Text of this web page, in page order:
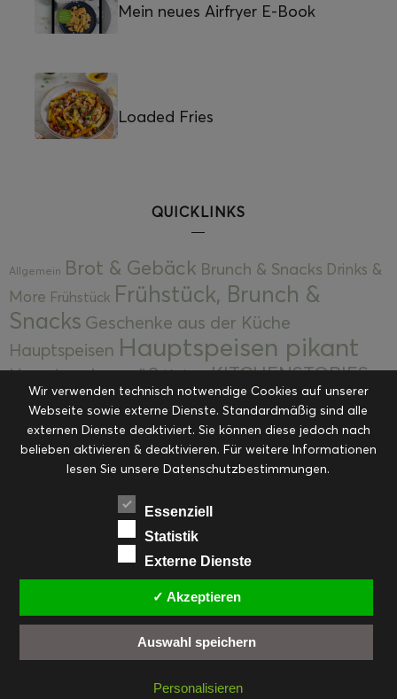
Mein neues Airfryer E-Book
Loaded Fries
QUICKLINKS
Allgemein Brot & Gebäck Brunch & Snacks Drinks &
More Frühstück Frühstück, Brunch &
Snacks Geschenke aus der Küche
Hauptspeisen Hauptspeisen pikant
Hauptspeisen süßKekseKITCHENSTORIES
Kuchen, Torten & Desserts Kuchen und
Desserts Kulinarik Kulinarische Mitbringsel &
Eingemachtes Ohne Kategorie Ostern Resteküche
RezepteSaisonalSliderStartseite
Suppen, Salate & Vorspeisen
Vorspeisen, Salate & Suppen
Weihnachten Workshops & Events
FACEBOOK PINTEREST
EMAIL
INSTAGRAM
Wir verwenden technisch notwendige Cookies auf unserer
Webseite sowie externe Dienste. Standardmäßig sind alle
externen Dienste deaktiviert. Sie können diese jedoch nach
belieben aktivieren & deaktivieren. Für weitere Informationen
lesen Sie unsere Datenschutzbestimmungen.
Essenziell
Statistik
Externe Dienste
✓ Akzeptieren
Auswahl speichern
Personalisieren